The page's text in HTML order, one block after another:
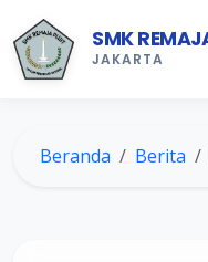
SMK
JAKARTA
Beranda Berita